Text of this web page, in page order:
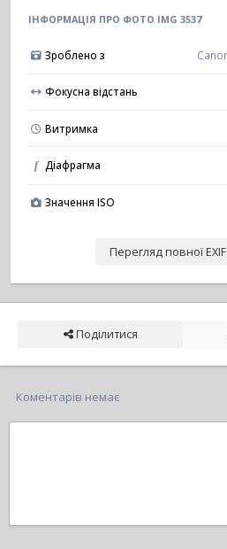
ІНФОРМАЦІЯ ПРО ФОТО IMG 3537
Зроблено з
Фокусна відстань
Витримка
f Діафрагма
Значення ISO
Перегляд повної
Поділитися
Коментарів немає